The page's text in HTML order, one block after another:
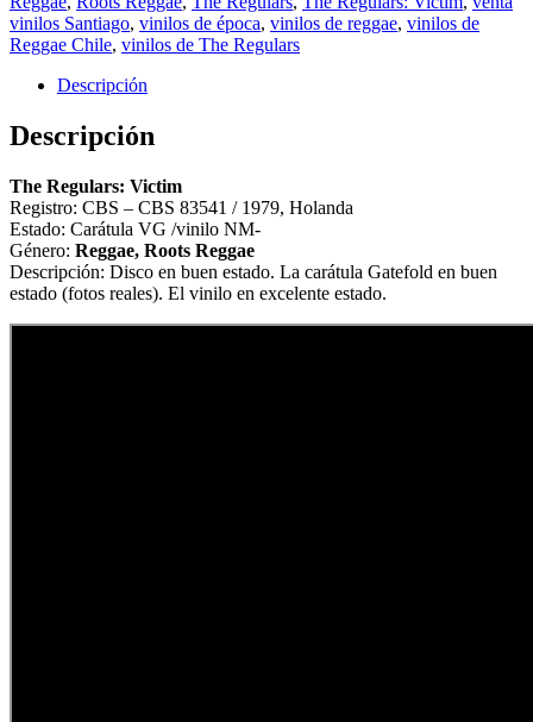
vinilos Santiago, vinilos de época, vinilos de reggae, vinilos de
Reggae Chile, vinilos de The Regulars
Descripción
Descripción
The Regulars: Victim
Registro: CBS – CBS 83541 / 1979, Holanda
Estado: Carátula VG /vinilo NM-
Género: Reggae, Roots Reggae
Descripción: Disco en buen estado. La carátula Gatefold en buen
estado (fotos reales). El vinilo en excelente estado.